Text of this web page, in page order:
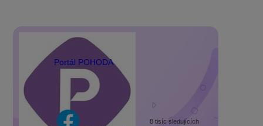
Portál POHODA
8 tisíc sledujících